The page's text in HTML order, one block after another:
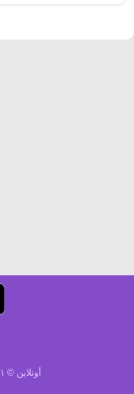
أونلاين © ۲۰٢١ D4D. جميع الحقوق محفوظة